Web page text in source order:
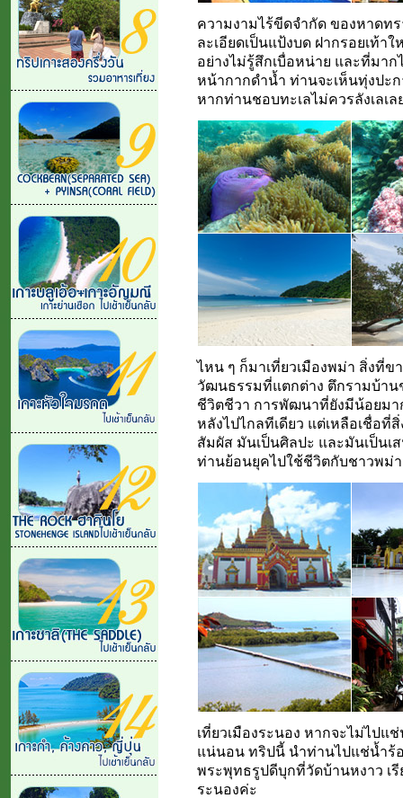
ความงามไร้ขีดจำกัด ของหาดท
ละเอียดเป็นแป้งบด ฝากรอยเท้า
อย่างไม่รู้สึกเบื่อหน่าย และที่มา
หน้ากากดำน้ำ ท่านจะเห็นทุ่งปะ
หากท่านชอบทะเลไม่ควรลังเลเล
ไหน ๆ ก็มาเที่ยวเมืองพม่า สิ่งที่ข
วัฒนธรรมที่แตกต่าง ตึกรามบ้าน
ชีวิตชีวา การพัฒนาที่ยังมีน้อยมา
หลังไปไกลทีเดียว แต่เหลือเชื่อ
สัมผัส มันเป็นศิลปะ และมันเป็นเ
ท่านย้อนยุคไปใช้ชีวิตกับชาวพม่า
เที่ยวเมืองระนอง หากจะไม่ไปแ
แน่นอน ทริปนี้ นำท่านไปแช่น้ำร้
พระพุทธรูปดีบุกที่วัดบ้านหงาว เ
ระนองค่ะ